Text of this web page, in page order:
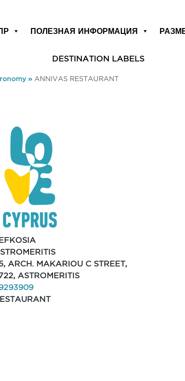
ПОЛЕЗНАЯ ИНФОРМАЦИЯ
DESTINATION LABELS
» ANNIVAS RESTAURANT
ARCH. MAKARIOU C STREET,
ASTROMERITIS